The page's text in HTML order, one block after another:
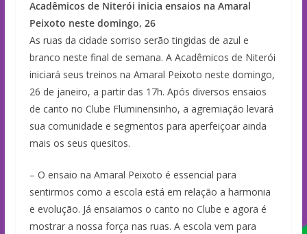
Acadêmicos de Niterói inicia ensaios na Amaral
Peixoto neste domingo, 26
As ruas da cidade sorriso serão tingidas de azul e
branco neste final de semana. A Acadêmicos de Niterói
iniciará seus treinos na Amaral Peixoto neste domingo,
26 de janeiro, a partir das 17h. Após diversos ensaios
de canto no Clube Fluminensinho, a agremiação levará
sua comunidade e segmentos para aperfeiçoar ainda
mais os seus quesitos.
– O ensaio na Amaral Peixoto é essencial para
sentirmos como a escola está em relação a harmonia
e evolução. Já ensaiamos o canto no Clube e agora é
mostrar a nossa força nas ruas. A escola vem para